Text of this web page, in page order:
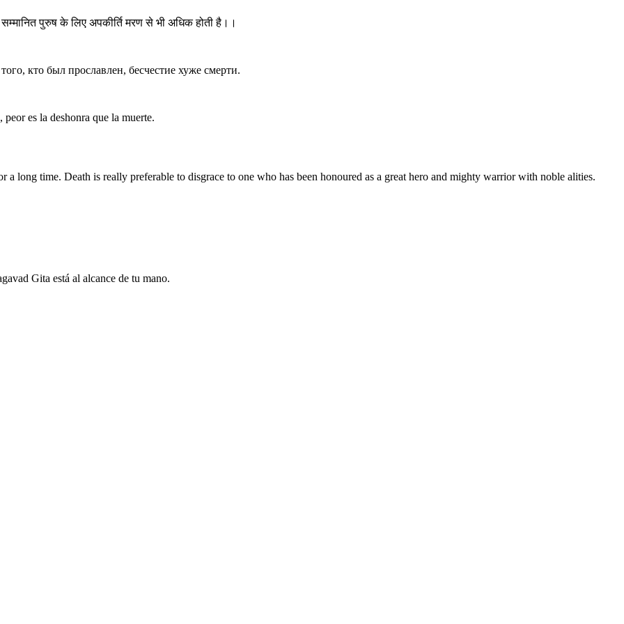
पुरुष के लिए अपकीर्ति मरण से भी अधिक होती है।।
кто был прославлен, бесчестие хуже смерти.
es la deshonra que la muerte.
long time. Death is really preferable to disgrace to one who has been honoured as a great hero and mighty warrior with noble alities.
Gita está al alcance de tu mano.